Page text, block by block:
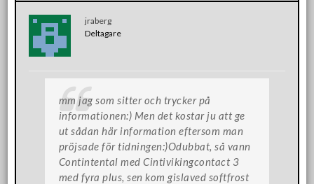
jraberg
Deltagare
mm jag som sitter och trycker på
informationen:) Men det kostar ju att ge
ut sådan här information eftersom man
pröjsade för tidningen:)Odubbat, så vann
Contintental med Cintivikingcontact 3
med fyra plus, sen kom gislaved softfrost